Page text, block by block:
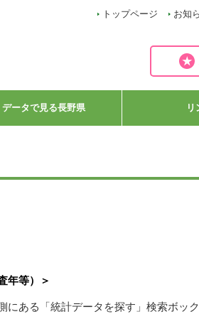
トップページ お知
データで見る長野県 リ
年等）＞
にある「統計データを探す」検索ボッ